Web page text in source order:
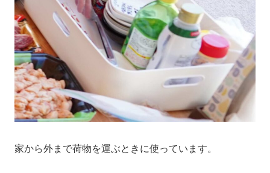
家から外まで荷物を運ぶときに使っています。